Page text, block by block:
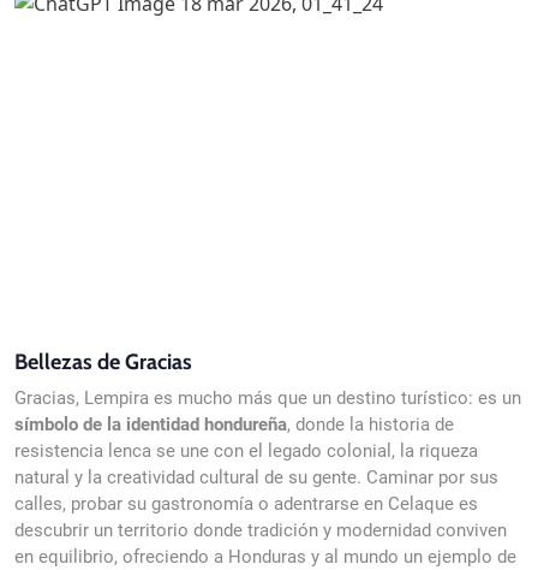
Bellezas de Gracias
Gracias, Lempira es mucho más que un destino turístico: es un
símbolo de la identidad hondureña, donde la historia de
resistencia lenca se une con el legado colonial, la riqueza
natural y la creatividad cultural de su gente. Caminar por sus
calles, probar su gastronomía o adentrarse en Celaque es
descubrir un territorio donde tradición y modernidad conviven
en equilibrio, ofreciendo a Honduras y al mundo un ejemplo de